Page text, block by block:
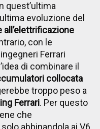
quest’ultima
evoluzione del
all’elettrificazione
con le
Ferrari
di combinare il
collocata
troppo peso a
Ferrari. Per questo
che